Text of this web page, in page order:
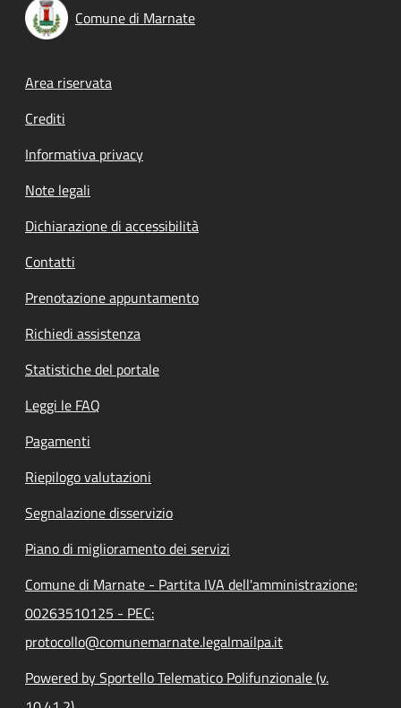
Comune di Marnate
Footer menu
Area riservata
Crediti
Informativa privacy
Note legali
Dichiarazione di accessibilità
Contatti
Prenotazione appuntamento
Richiedi assistenza
Statistiche del portale
Leggi le FAQ
Pagamenti
Riepilogo valutazioni
Segnalazione disservizio
Piano di miglioramento dei servizi
Comune di Marnate - Partita IVA dell'amministrazione:
00263510125 - PEC:
protocollo@comunemarnate.legalmailpa.it
Powered by Sportello Telematico Polifunzionale (v.